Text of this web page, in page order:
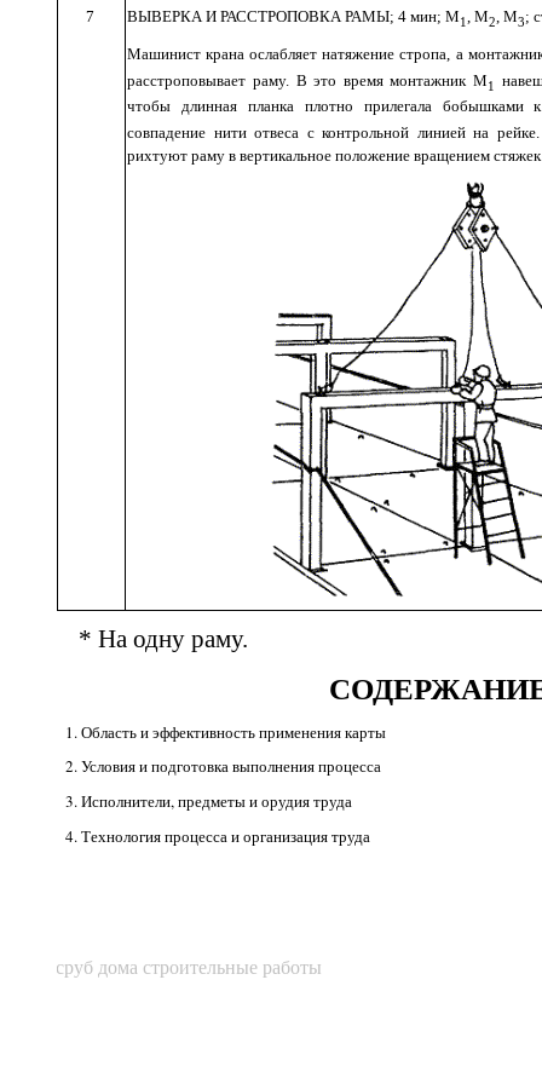
7 ВЫВЕРКА И РАССТРОПОВКА РАМЫ; 4мин;М1 ,М2 ,М3;
Машинист крана ослабляет натяжение стропа а
расстроповывает раму. В это время монтажник М1
чтобы длинная
планка плотно прилегала бобышками к
совпадение нити отвеса с контрольной линией на рейке
рихтуют раму в вертикальное положение вращением стяжек
*На одну раму.
1. Область и эффективность применения карты
2. Условия и подготовка выполнения процесса
3. Исполнители, предметы и орудия труда
4. Технология процесса и организация труда
сруб дома строительные работы